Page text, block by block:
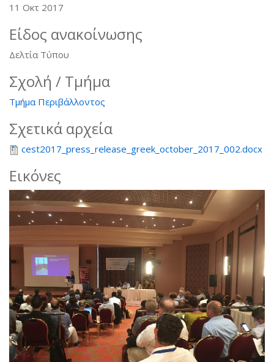
11 Οκτ 2017
Είδος ανακοίνωσης
Δελτία Τύπου
Σχολή / Τμήμα
Τμήμα Περιβάλλοντος
Σχετικά αρχεία
cest2017_press_release_greek_october_2017_002.docx
Εικόνες